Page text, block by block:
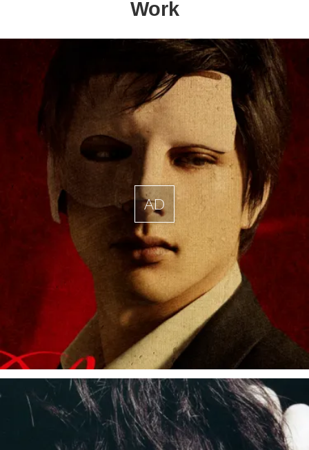
Work
AD